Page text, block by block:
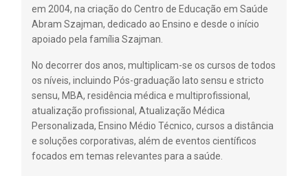
em 2004, na criação do Centro de Educação em Saúde
Abram Szajman, dedicado ao Ensino e desde o início
apoiado pela família Szajman.
No decorrer dos anos, multiplicam-se os cursos de todos
os níveis, incluindo Pós-graduação lato sensu e stricto
sensu, MBA, residência médica e multiprofissional,
atualização profissional, Atualização Médica
Personalizada, Ensino Médio Técnico, cursos a distância
e soluções corporativas, além de eventos científicos
focados em temas relevantes para a saúde.